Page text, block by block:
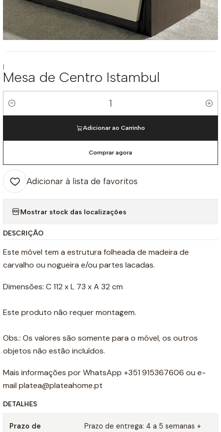
|
Mesa de Centro Istambul
Quantidade
Adicionar ao Carrinho
Comprar agora
Adicionar à lista de favoritos
Mostrar stock das localizações
DESCRIÇÃO
Este móvel tem a estrutura folheada de madeira de
carvalho ou nogueira e/ou partes lacadas.
Dimensões: C 112 x L 73 x A 32 cm
Este produto não requer montagem.
Obs.: Os valores são somente para o móvel, os outros
objetos não estão incluídos.
Mais informações por WhatsApp +351 915367606 ou e-
mail platea@plateahome.pt
DETALHES
Prazo de
Prazo de entrega: 4 a 5 semanas +